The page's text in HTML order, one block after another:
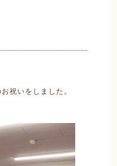
祝いをしました。